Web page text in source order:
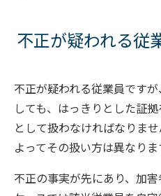
不正が疑われる従
不正が疑われる従業員です
しても、はっきりとした証
として扱わなければなりま
よってその扱い方は異なりま
不正の事実が先にあり、加